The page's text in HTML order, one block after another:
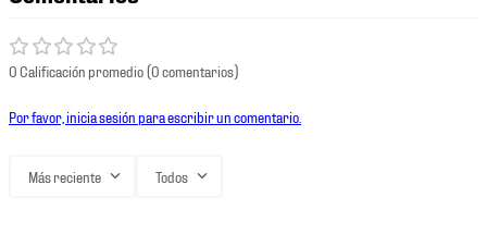
0 Calificación promedio(0 comentarios)
Por favor, inicia sesión para escribir un comentario.
Más reciente Todos